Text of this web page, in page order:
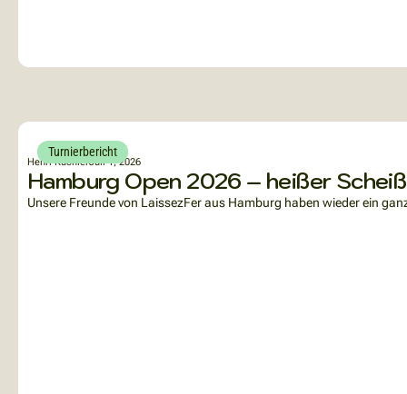
Turnierbericht
Henri KüchlerJuli 1, 2026
Hamburg Open 2026 – heißer
Unsere Freunde von LaissezFer aus Hamburg haben wieder ein